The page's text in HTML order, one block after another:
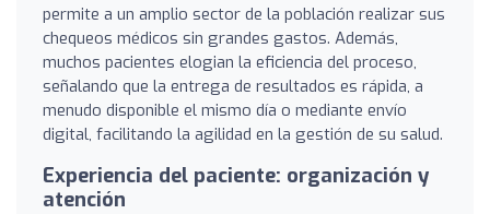
permite a un amplio sector de la población realizar sus
chequeos médicos sin grandes gastos. Además,
muchos pacientes elogian la eficiencia del proceso,
señalando que la entrega de resultados es rápida, a
menudo disponible el mismo día o mediante envío
digital, facilitando la agilidad en la gestión de su salud.
Experiencia del paciente: organización y
atención